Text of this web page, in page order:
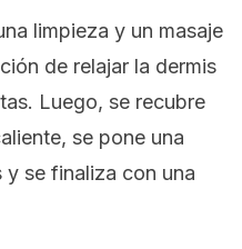
limpieza y un masaje
de relajar la dermis
Luego, se recubre
se pone una
se finaliza con una